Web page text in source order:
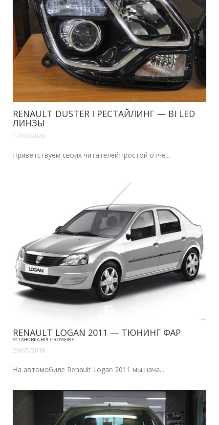
RENAULT DUSTER I РЕСТАЙЛИНГ — BI LED
ЛИНЗЫ
17/03/2020
Приветствуем своих читателейПростой отчё...
RENAULT LOGAN 2011 — ТЮНИНГ ФАР
УСТАНОВКА HPL CROSSFIRE
29/05/2018
На автомобиле Renault Logan 2011 мы нача...